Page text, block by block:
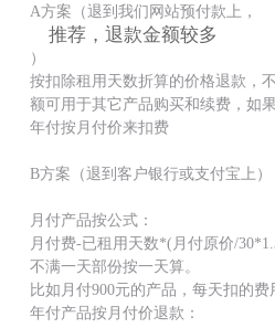
A方案（退到我们网站预付款上，
推荐，退款金额较多
）
按扣除租用天数折算的价格退款，
额可用于其它产品购买和续费，如
年付按月付价来扣费
B方案（退到客户银行或支付宝上）
月付产品按公式：
月付费-已租用天数*(月付原价/
不满一天部份按一天算。
比如月付900元的产品，每天扣的费
年付产品按月付价退款：